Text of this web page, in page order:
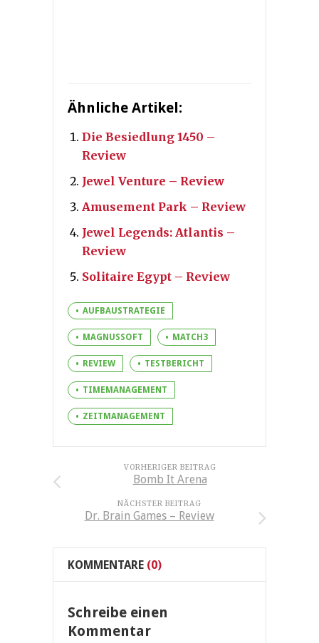
Ähnliche Artikel:
Die Besiedlung 1450 –
Review
Jewel Venture – Review
Amusement Park – Review
Jewel Legends: Atlantis –
Review
Solitaire Egypt – Review
AUFBAUSTRATEGIE
MAGNUSSOFT MATCH3
REVIEW TESTBERICHT
TIMEMANAGEMENT
ZEITMANAGEMENT
VORHERIGER BEITRAG
Bomb It Arena
NÄCHSTER BEITRAG
Dr. Brain Games – Review
KOMMENTARE (0)
Schreibe einen
Kommentar